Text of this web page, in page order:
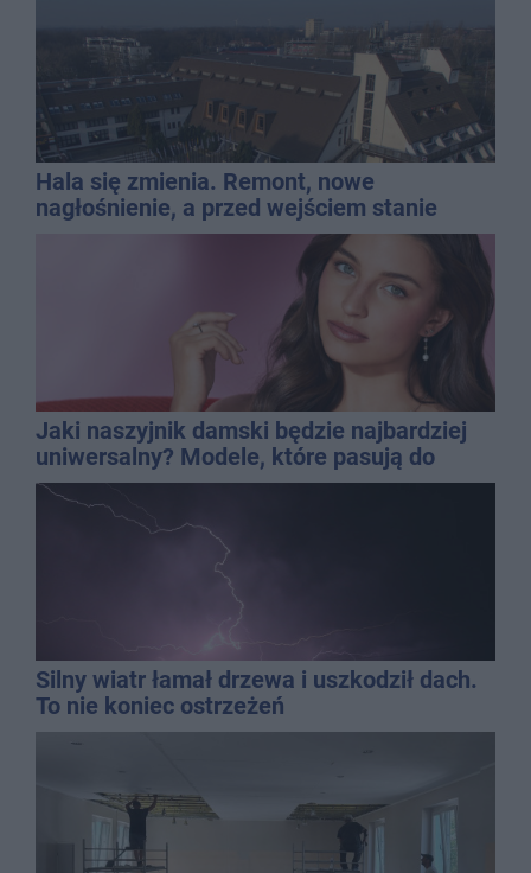
Hala się zmienia. Remont, nowe
nagłośnienie, a przed wejściem stanie
QEMETICA ARENA
Jaki naszyjnik damski będzie najbardziej
uniwersalny? Modele, które pasują do
wielu stylizacji
Silny wiatr łamał drzewa i uszkodził dach.
To nie koniec ostrzeżeń